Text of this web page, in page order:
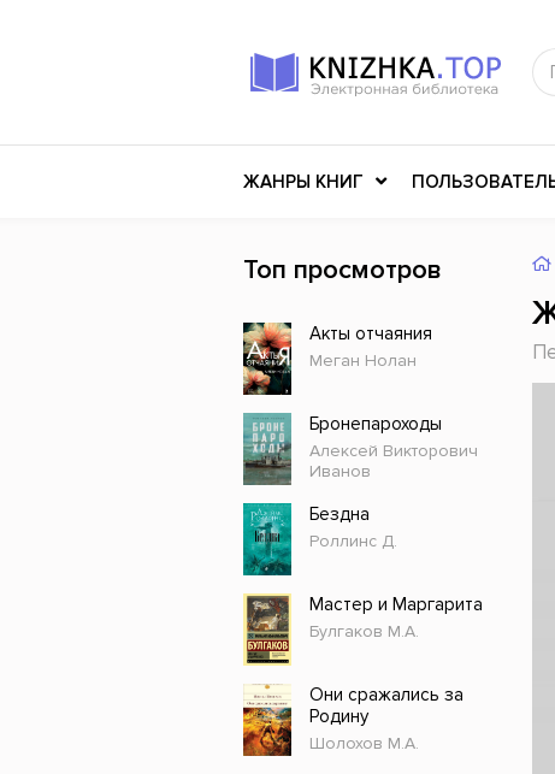
ЖАНРЫ КНИГ
Российское искусство
Детективы
Детские книги
История
Разное
Прочие издания
Топ просмотров
Акты отчаяния
Меган Нолан
Бронепароходы
Алексей Викторович
Иванов
Бездна
Роллинс Д.
Мастер и Маргарита
Булгаков М.А.
Они сражались за
Родину
Шолохов М.А.